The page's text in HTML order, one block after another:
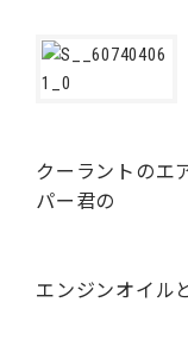
クーラントのエ
パー君の
エンジンオイル